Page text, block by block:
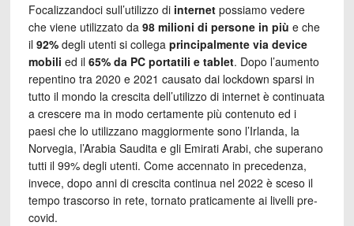
Focalizzandoci sull’utilizzo di internetpossiamo vedere
che viene utilizzato da 98 milioni di persone in più e che
il92%degli utenti si collega principalmente via device
mobili ed il 65% da PC portatili e tablet. Dopo l’aumento
repentino tra 2020 e 2021 causato dai lockdown sparsi in
tutto il mondo la crescita dell’utilizzo di internet è continuata
a crescere ma in modo certamente più contenuto ed i
paesi che lo utilizzano maggiormente sono l’Irlanda, la
Norvegia, l’Arabia Saudita e gli Emirati Arabi, che superano
tutti il 99% degli utenti. Come accennato in precedenza,
invece, dopo anni di crescita continua nel 2022 è sceso il
tempo trascorso in rete, tornato praticamente ai livelli pre-
covid.